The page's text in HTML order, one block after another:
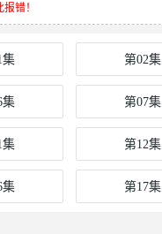
报错！
集 第02集
集 第07集
集 第12集
集 第17集